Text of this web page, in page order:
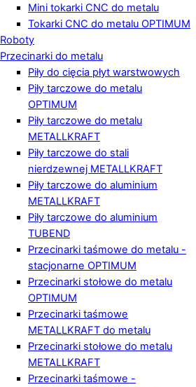
Mini tokarki CNC do metalu
Tokarki CNC do metalu OPTIMUM
Roboty
Przecinarki do metalu
Piły do cięcia płyt warstwowych
Piły tarczowe do metalu
OPTIMUM
Piły tarczowe do metalu
METALLKRAFT
Piły tarczowe do stali
nierdzewnej METALLKRAFT
Piły tarczowe do aluminium
METALLKRAFT
Piły tarczowe do aluminium
TUBEND
Przecinarki taśmowe do metalu -
stacjonarne OPTIMUM
Przecinarki stołowe do metalu
OPTIMUM
Przecinarki taśmowe
METALLKRAFT do metalu
Przecinarki stołowe do metalu
METALLKRAFT
Przecinarki taśmowe -